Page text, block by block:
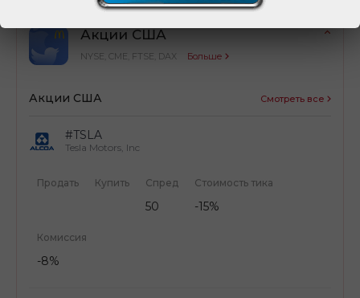
Акции США
NYSE, CME, FTSE, DAX Больше
Акции США Смотреть все
#TSLA
Tesla Motors, Inc
Продать Купить Спред
50
Стоимость тика
-15%
Комиссия
-8%